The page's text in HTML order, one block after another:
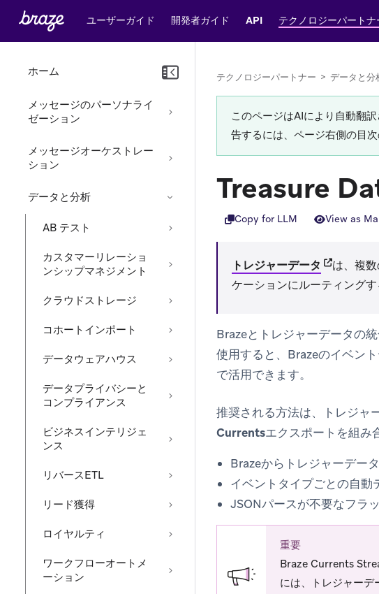
ユーザーガイド 開発者ガイド API テクノロジーパートナ
ホーム
メッセージのパーソナライ
ゼーション
メッセージオーケストレー
ション
データと分析
AB テスト
カスタマーリレーショ
ンシップマネジメント
クラウドストレージ
コホートインポート
データウェアハウス
データプライバシーと
コンプライアンス
ビジネスインテリジェ
ンス
リバースETL
リード獲得
ロイヤルティ
ワークフローオートメ
ーション
テクノロジーパートナー > データと分
このページはAIにより自動翻
告するには、ページ右側の目
Treasure
Copy for LLM View as
トレジャーデータ (opens in
は、複
ケーションにルーティング
Brazeとトレジャーデータの
使用すると、Brazeのイベン
で活用できます。
推奨される方法は、トレジャ
Currentsエクスポート を組み
Brazeからトレジャーデー
イベントタイプごとの自動
JSONパースが不要なフラ
重要
Braze Currents
には、トレジャーデ